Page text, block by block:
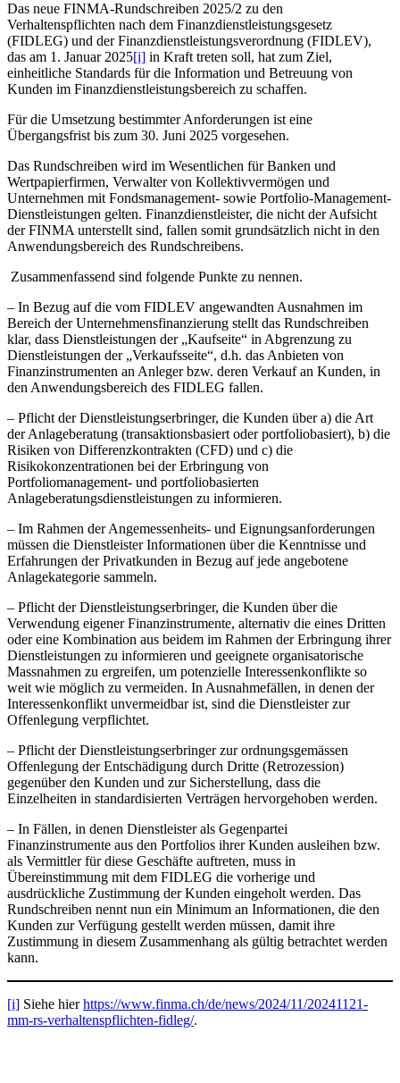
Das neue FINMA-Rundschreiben 2025/2 zu den
Verhaltenspflichten nach dem Finanzdienstleistungsgesetz
(FIDLEG) und der Finanzdienstleistungsverordnung (FIDLEV),
das am 1. Januar 2025[i] in Kraft treten soll, hat zum Ziel,
einheitliche Standards für die Information und Betreuung von
Kunden im Finanzdienstleistungsbereich zu schaffen.
Für die Umsetzung bestimmter Anforderungen ist eine
Übergangsfrist bis zum 30. Juni 2025 vorgesehen.
Das Rundschreiben wird im Wesentlichen für Banken und
Wertpapierfirmen, Verwalter von Kollektivvermögen und
Unternehmen mit Fondsmanagement- sowie Portfolio-Management-
Dienstleistungen gelten. Finanzdienstleister, die nicht der Aufsicht
der FINMA unterstellt sind, fallen somit grundsätzlich nicht in den
Anwendungsbereich des Rundschreibens.
Zusammenfassend sind folgende Punkte zu nennen.
– In Bezug auf die vom FIDLEV angewandten Ausnahmen im
Bereich der Unternehmensfinanzierung stellt das Rundschreiben
klar, dass Dienstleistungen der „Kaufseite“ in Abgrenzung zu
Dienstleistungen der „Verkaufsseite“, d.h. das Anbieten von
Finanzinstrumenten an Anleger bzw. deren Verkauf an Kunden, in
den Anwendungsbereich des FIDLEG fallen.
– Pflicht der Dienstleistungserbringer, die Kunden über a) die Art
der Anlageberatung (transaktionsbasiert oder portfoliobasiert), b) die
Risiken von Differenzkontrakten (CFD) und c) die
Risikokonzentrationen bei der Erbringung von
Portfoliomanagement- und portfoliobasierten
Anlageberatungsdienstleistungen zu informieren.
– Im Rahmen der Angemessenheits- und Eignungsanforderungen
müssen die Dienstleister Informationen über die Kenntnisse und
Erfahrungen der Privatkunden in Bezug auf jede angebotene
Anlagekategorie sammeln.
– Pflicht der Dienstleistungserbringer, die Kunden über die
Verwendung eigener Finanzinstrumente, alternativ die eines Dritten
oder eine Kombination aus beidem im Rahmen der Erbringung ihrer
Dienstleistungen zu informieren und geeignete organisatorische
Massnahmen zu ergreifen, um potenzielle Interessenkonflikte so
weit wie möglich zu vermeiden. In Ausnahmefällen, in denen der
Interessenkonflikt unvermeidbar ist, sind die Dienstleister zur
Offenlegung verpflichtet.
– Pflicht der Dienstleistungserbringer zur ordnungsgemässen
Offenlegung der Entschädigung durch Dritte (Retrozession)
gegenüber den Kunden und zur Sicherstellung, dass die
Einzelheiten in standardisierten Verträgen hervorgehoben werden.
– In Fällen, in denen Dienstleister als Gegenpartei
Finanzinstrumente aus den Portfolios ihrer Kunden ausleihen bzw.
als Vermittler für diese Geschäfte auftreten, muss in
Übereinstimmung mit dem FIDLEG die vorherige und
ausdrückliche Zustimmung der Kunden eingeholt werden. Das
Rundschreiben nennt nun ein Minimum an Informationen, die den
Kunden zur Verfügung gestellt werden müssen, damit ihre
Zustimmung in diesem Zusammenhang als gültig betrachtet werden
kann.
[i] Siehe hierhttps://www.finma.ch/de/news/2024/11/20241121-
mm-rs-verhaltenspflichten-fidleg/.